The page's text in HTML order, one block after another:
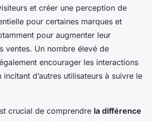
et créer une perception de
pour certaines marques et
pour augmenter leur
ventes. Un nombre élevé de
encourager les interactions
incitant d’autres utilisateurs à suivre le
crucial de comprendre la différence